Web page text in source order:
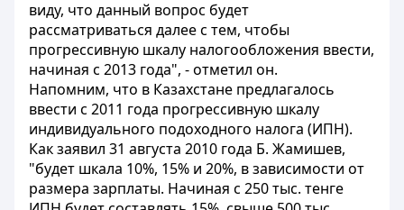
виду, что данный вопрос будет
рассматриваться далее с тем, чтобы
прогрессивную шкалу налогообложения ввести,
начиная с 2013 года", - отметил он.
Напомним, что в Казахстане предлагалось
ввести с 2011 года прогрессивную шкалу
индивидуального подоходного налога (ИПН).
Как заявил 31 августа 2010 года Б. Жамишев,
"будет шкала 10%, 15% и 20%, в зависимости от
размера зарплаты. Начиная с 250 тыс. тенге